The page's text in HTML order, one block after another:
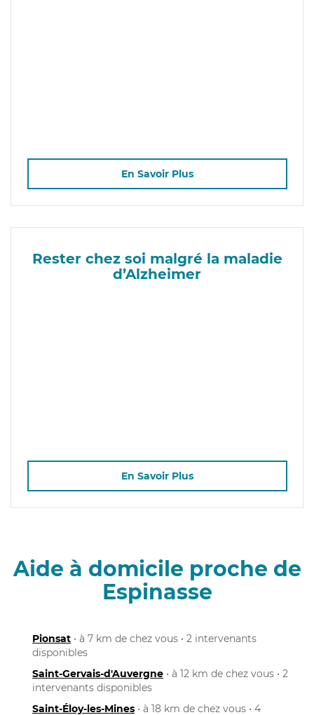
En Savoir Plus
Rester chez soi malgré la maladie
d’Alzheimer
En Savoir Plus
Aide à domicile proche de
Espinasse
Pionsat • à 7 km de chez vous • 2 intervenants
disponibles
Saint-Gervais-d'Auvergne • à 12 km de chez vous • 2
intervenants disponibles
Saint-Éloy-les-Mines • à 18 km de chez vous • 4